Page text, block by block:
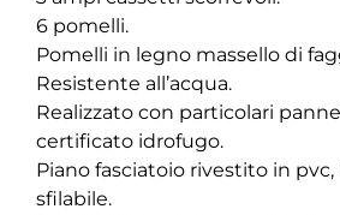
6 pomelli.
Pomelli in legno massello di
Resistente all’acqua.
Realizzato con particolari
certificato idrofugo.
Piano fasciatoio rivestito in pvc,
sfilabile.